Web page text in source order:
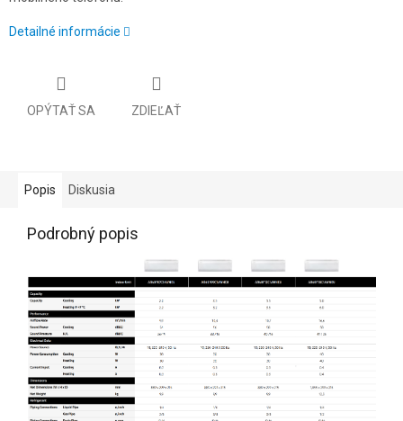
Detailné informácie
OPÝTAŤ SA ZDIEĽAŤ
Popis Diskusia
Podrobný popis